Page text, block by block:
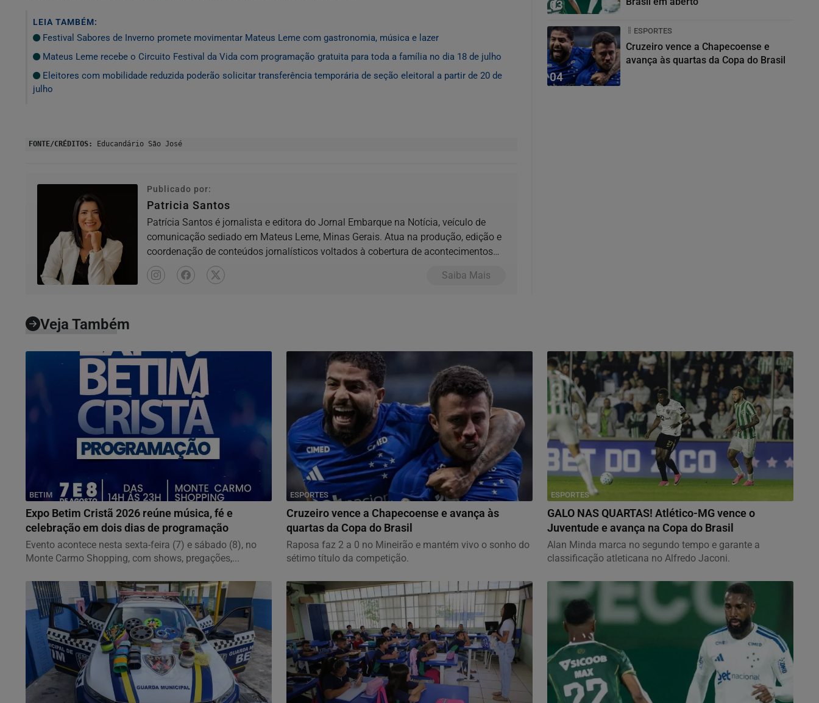
LEIA TAMBÉM:
Festival Sabores de Inverno promete movimentar Mateus Leme com gastronomia, música e lazer
Mateus Leme recebe o Circuito Festival da Vida com programação gratuita para toda a família no dia 18 de julho
Eleitores com mobilidade reduzida poderão solicitar transferência temporária de seção eleitoral a partir de 20 de
julho
FONTE/CRÉDITOS: Educandário São José
Publicado por:
Patricia Santos
Patrícia Santos é jornalista e editora do Jornal Embarque na Notícia, veículo de
comunicação sediado em Mateus Leme, Minas Gerais. Atua na produção, edição e
coordenação de conteúdos jornalísticos voltados à cobertura de acontecimentos
locais,...
Saiba Mais
03
04
ESPORTES
Cruzeiro vence a Chapecoense e
avança às quartas da Copa do Brasil
Veja Também
BETIM
Expo Betim Cristã 2026 reúne música, fé e
celebração em dois dias de programação
Evento acontece nesta sexta-feira (7) e sábado (8), no
Monte Carmo Shopping, com shows, pregações,...
ESPORTES
Cruzeiro vence a Chapecoense e avança às
quartas da Copa do Brasil
Raposa faz 2 a 0 no Mineirão e mantém vivo o sonho do
sétimo título da competição.
ESPORTES
GALO NAS QUARTAS! Atlético-MG vence o
Juventude e avança na Copa do Brasil
Alan Minda marca no segundo tempo e garante a
classificação atleticana no Alfredo Jaconi.